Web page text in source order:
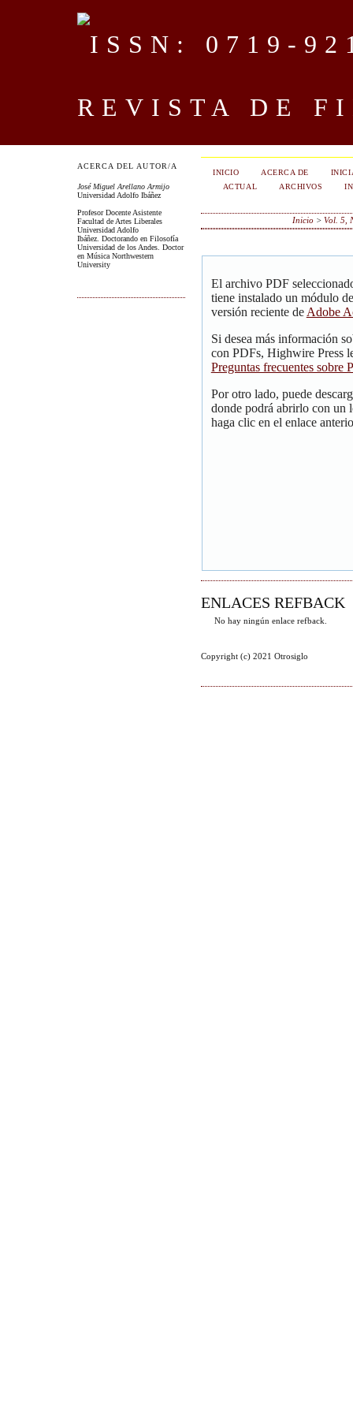
REVISTA DE
ACERCA DEL AUTOR/A
José Miguel Arellano Armijo
Universidad Adolfo Ibáñez
Profesor Docente Asistente
Facultad de Artes Liberales
Universidad Adolfo
Ibáñez. Doctorando en Filosofía
Universidad de los Andes. Doctor
en Música Northwestern
University
INICIO ACERCA DE
ACTUAL
ARCHIVOS
Inicio> Vol. 5,
El archivo PDF
tiene instalado un módulo
versión reciente de Adobe
Si desea más información
con PDFs, Highwire Press
Preguntas frecuentes sobre
Por otro lado, puede
donde podrá abrirlo con un
haga clic en el enlace
ENLACES REFBACK
No hay ningún enlace refback.
Copyright (c) 2021 Otrosiglo